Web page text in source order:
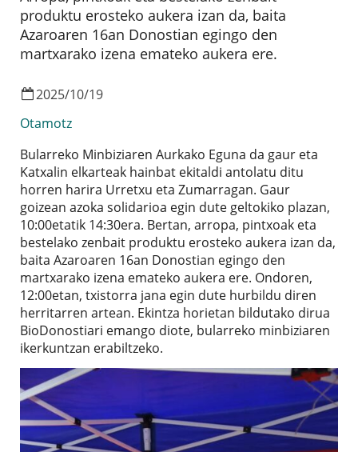
produktu erosteko aukera izan da, baita
Azaroaren 16an Donostian egingo den
martxarako izena emateko aukera ere.
2025/10/19
Otamotz
Bularreko Minbiziaren Aurkako Eguna da gaur eta
Katxalin elkarteak hainbat ekitaldi antolatu ditu
horren harira Urretxu eta Zumarragan. Gaur
goizean azoka solidarioa egin dute geltokiko plazan,
10:00etatik 14:30era. Bertan, arropa, pintxoak eta
bestelako zenbait produktu erosteko aukera izan da,
baita Azaroaren 16an Donostian egingo den
martxarako izena emateko aukera ere. Ondoren,
12:00etan, txistorra jana egin dute hurbildu diren
herritarren artean. Ekintza horietan bildutako dirua
BioDonostiari emango diote, bularreko minbiziaren
ikerkuntzan erabiltzeko.